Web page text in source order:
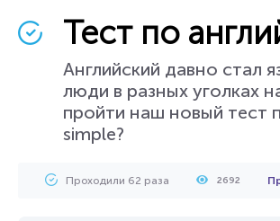
Тест по
Английский давно стал
люди в разных уголках
пройти наш новый тест
simple?
Проходили 62 раза 2692